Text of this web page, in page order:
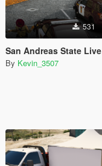
531
San Andreas State Livery pack
By Kevin_3507